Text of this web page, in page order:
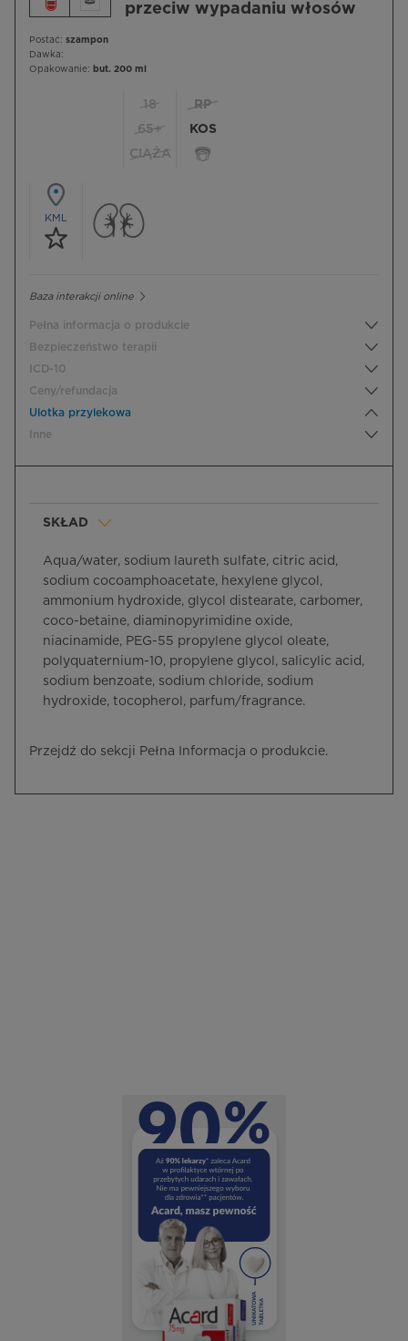
przeciw wypadaniu włosów
Postać: szampon
Dawka:
Opakowanie: but. 200 ml
18
65+
CIĄŻA
RP
KOS
KML
Baza interakcji online
Pełna informacja o produkcie
Bezpieczeństwo terapii
ICD-10
Ceny/refundacja
Ulotka przylekowa
Inne
SKŁAD
Aqua/water, sodium laureth sulfate, citric acid,
sodium cocoamphoacetate, hexylene glycol,
ammonium hydroxide, glycol distearate, carbomer,
coco-betaine, diaminopyrimidine oxide,
niacinamide, PEG-55 propylene glycol oleate,
polyquaternium-10, propylene glycol, salicylic acid,
sodium benzoate, sodium chloride, sodium
hydroxide, tocopherol, parfum/fragrance.
Przejdź do sekcji Pełna Informacja o produkcie.